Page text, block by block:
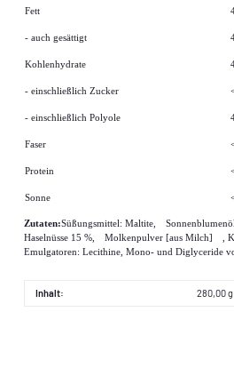
Fett
- auch gesättigt
Kohlenhydrate
- einschließlich Zucker
- einschließlich Polyole
Faser
Protein
Sonne
Zutaten:Süßungsmittel: Maltite,
Haselnüsse 15 %, Molkenpulver [aus Milch] ,
Emulgatoren: Lecithine, Mono- und Diglyceride
Inhalt: 280,00 g